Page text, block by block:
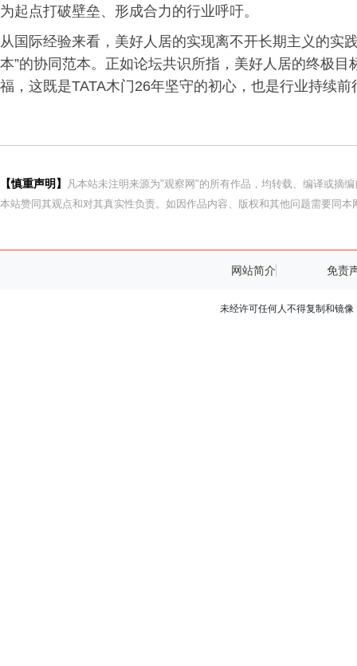
为起点打破壁垒、形成合力的行业呼吁。
从国际经验来看，美好人居的实现离不开长期主义的实
本”的协同范本。正如论坛共识所指，美好人居的终极
福，这既是TATA木门26年坚守的初心，也是行业持续前
【慎重声明】
凡本站未注明来源为"观察网"的所有作品，均转载、编译或摘
本站赞同其观点和对其真实性负责。如因作品内容、版权和其他问题需要同本
网站简介 免责
未经许可任何人不得复制和镜